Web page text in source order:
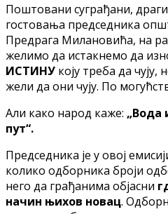
Поштовани суграђани,
гостовања председника
Предрага Милановића, на
желимо да истакнемо да
ИСТИНУ коју треба да чују,
жели да они чују. По
Али како народ каже: „Вода
пут“.
Председника је у овој
колико одборника броји
него да грађанима објасни
начин њихов новац.